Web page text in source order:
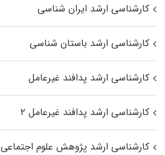
کارشناسی ارشد ایران شناسی
کارشناسی ارشد باستان شناسی
کارشناسی ارشد پدافند غیرعامل
کارشناسی ارشد پدافند غیرعامل ۲
کارشناسی ارشد پژوهش علوم اجتماعی